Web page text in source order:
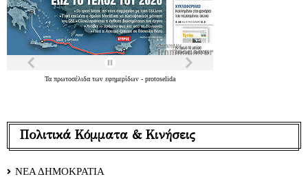
Τα πρωτοσέλιδα των εφημερίδων - protoselida
Πολιτικά Κόμματα & Κινήσεις
ΝΕΑ ΔΗΜΟΚΡΑΤΙΑ